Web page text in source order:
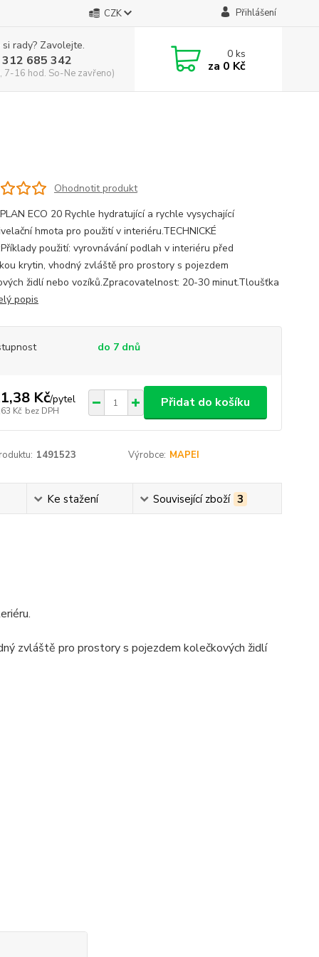
CZK Přihlášení
rady? Zavolejte.
685 342
7-16 hod. So-Ne zavřeno)
0ks
za 0 Kč
Ohodnotit produkt
ECO 20 Rychle hydratující a rychle vysychající
hmota pro použití v interiéru.TECHNICKÉ
použití: vyrovnávání podlah v interiéru před
krytin, vhodný zvláště pro prostory s pojezdem
židlí nebo vozíků.Zpracovatelnost: 20-30 minut.Tloušťka
popis
do 7 dnů
Kč/pytel
Kč bez DPH
Přidat do košíku
1491523 Výrobce: MAPEI
Ke stažení Související zboží 3
zvláště pro prostory s pojezdem kolečkových židlí